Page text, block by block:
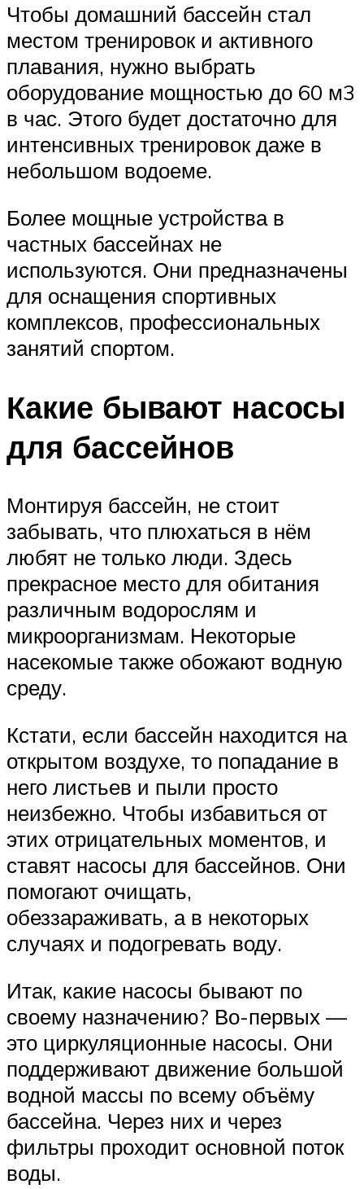
Чтобы домашний бассейн стал
местом тренировок и активного
плавания, нужно выбрать
оборудование мощностью до 60 м3
в час. Этого будет достаточно для
интенсивных тренировок даже в
небольшом водоеме.
Более мощные устройства в
частных бассейнах не
используются. Они предназначены
для оснащения спортивных
комплексов, профессиональных
занятий спортом.
Какие бывают насосы
для бассейнов
Монтируя бассейн, не стоит
забывать, что плюхаться в нём
любят не только люди. Здесь
прекрасное место для обитания
различным водорослям и
микроорганизмам. Некоторые
насекомые также обожают водную
среду.
Кстати, если бассейн находится на
открытом воздухе, то попадание в
него листьев и пыли просто
неизбежно. Чтобы избавиться от
этих отрицательных моментов, и
ставят насосы для бассейнов. Они
помогают очищать,
обеззараживать, а в некоторых
случаях и подогревать воду.
Итак, какие насосы бывают по
своему назначению? Во-первых —
это циркуляционные насосы. Они
поддерживают движение большой
водной массы по всему объёму
бассейна. Через них и через
фильтры проходит основной поток
воды.